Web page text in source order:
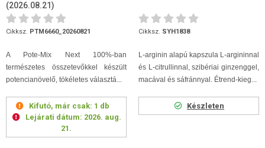
(2026.08.21)
Cikksz. PTM6660_20260821
A Pote-Mix Next 100%-ban
természetes összetevőkkel készült
potencianövelő, tökéletes választá...
Kifutó, már csak: 1 db
Lejárati dátum: 2026. aug.
21.
Cikksz. SYH1838
L-arginin alapú kapszula L-argininnal
és L-citrullinnal, szibériai ginzenggel,
macával és sáfránnyal. Étrend-kieg...
Készleten